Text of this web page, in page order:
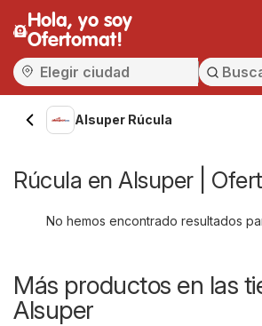
Hola, yo soy
Ofertomat!
Alsuper Rúcula
Rúcula en Alsuper |
No hemos encontrado resultados
Más productos en las
Alsuper